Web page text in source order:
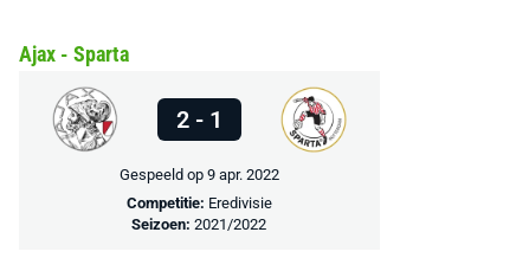
Bekijk deal
Ajax - Sparta
2 - 1
Gespeeld op 9 apr. 2022
Competitie: Eredivisie
Seizoen:2021/2022